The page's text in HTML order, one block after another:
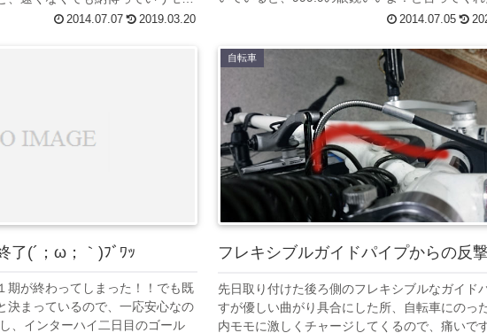
リピートアフターミ...
2014.07.07 2019.03.20
や、わいレーシックして２ヶ月だけど調子...
2014.07.05
了(´；ω；｀)ﾌﾞﾜｯ
期が終わってしまった！！でも既
決まっているので、一応安心なの
、インターハイ二日目のゴール
自転車
フレキシブルガイドパイプからの反
先日取り付けた後ろ側のフレキシブルなガイド
すが優しい曲がり具合にした所、自転車にのっ
内モモに激しくチャージしてくるので、痛いで